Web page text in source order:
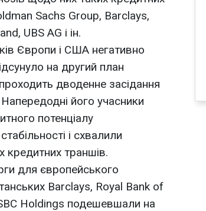
Sachs Group, Barclays,
UBS AG і ін.
Європи і США негативно
на другий план
дводенне засідання
Напередодні його учасники
потенціалу
і схвалили
кредитних траншів.
для європейського
Barclays, Royal Bank of
Holdings подешевшали на